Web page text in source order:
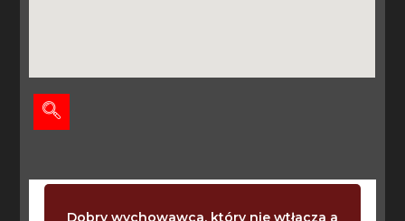
Dobry wychowawca, który nie wtłacza a